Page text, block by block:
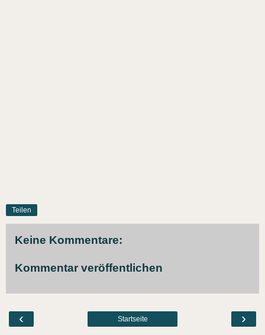
Teilen
Keine Kommentare:
Kommentar veröffentlichen
‹ ›
Startseite